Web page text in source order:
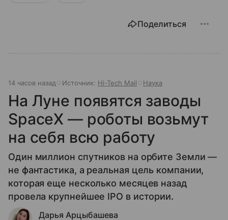
Поделиться
14 часов назад Источник: Hi-Tech Mail Наука
На Луне появятся заводы
SpaceX — роботы возьмут
на себя всю работу
Один миллион спутников на орбите Земли —
не фантастика, а реальная цель компании,
которая еще несколько месяцев назад
провела крупнейшее IPO в истории.
Дарья Арцыбашева